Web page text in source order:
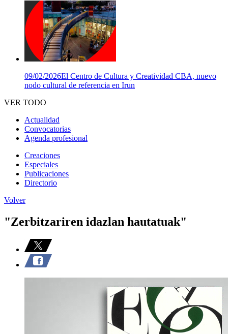
09/02/2026El Centro de Cultura y Creatividad CBA, nuevo
nodo cultural de referencia en Irun
VER TODO
Actualidad
Convocatorias
Agenda profesional
Creaciones
Especiales
Publicaciones
Directorio
Volver
"Zerbitzariren idazlan hautatuak"